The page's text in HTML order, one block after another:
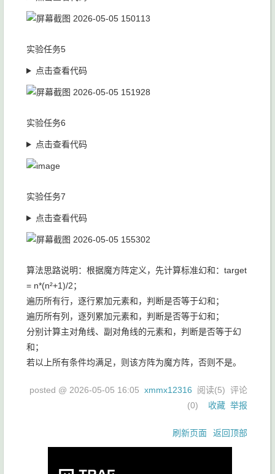
实验任务5
点击查看代码
实验任务6
点击查看代码
实验任务7
点击查看代码
算法思路说明：根据魔方阵定义，先计算标准幻和：target
= n*(n²+1)/2；
遍历所有行，逐行累加元素和，判断是否等于幻和；
遍历所有列，逐列累加元素和，判断是否等于幻和；
分别计算主对角线、副对角线的元素和，判断是否等于幻
和；
若以上所有条件均满足，则该方阵为魔方阵，否则不是。
posted @ 2026-05-05 16:05 xmmx12316 阅读(5) 评论
(0) 收藏 举报
刷新页面 返回顶部